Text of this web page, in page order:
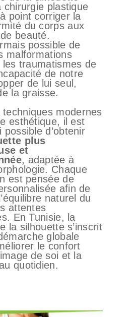
chirurgie plastique
point corriger la
du corps aux
beauté.
possible de
malformations
les traumatismes de
de notre
de lui seul,
la graisse.
modernes
esthétique, il est
possible d’obtenir
plus
et
, adaptée à
Chaque
est pensée de
afin de
naturel du
attentes
En Tunisie, la
la silhouette s’inscrit
globale
le confort
de soi et la
quotidien.